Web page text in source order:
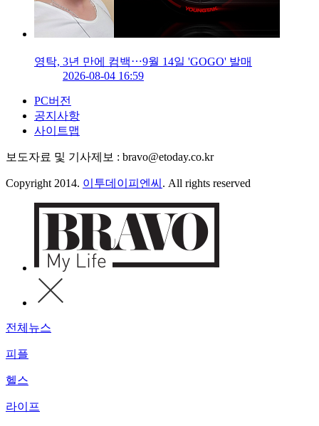
영탁, 3년 만에 컴백⋯9월 14일 'GOGO' 발매
2026-08-04 16:59
PC버전
공지사항
사이트맵
보도자료 및 기사제보 : bravo@etoday.co.kr
Copyright 2014. 이투데이피엔씨 . All rights reserved
전체뉴스
피플
헬스
라이프